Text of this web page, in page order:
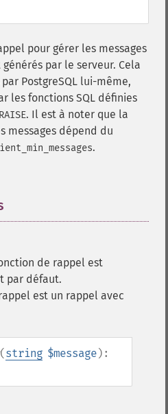
pour gérer les messages
par le serveur. Cela
PostgreSQL lui-même,
les fonctions SQL définies
RAISE. Il est à noter que la
messages dépend du
.
de rappel est
par défaut.
est un rappel avec
(string $message):